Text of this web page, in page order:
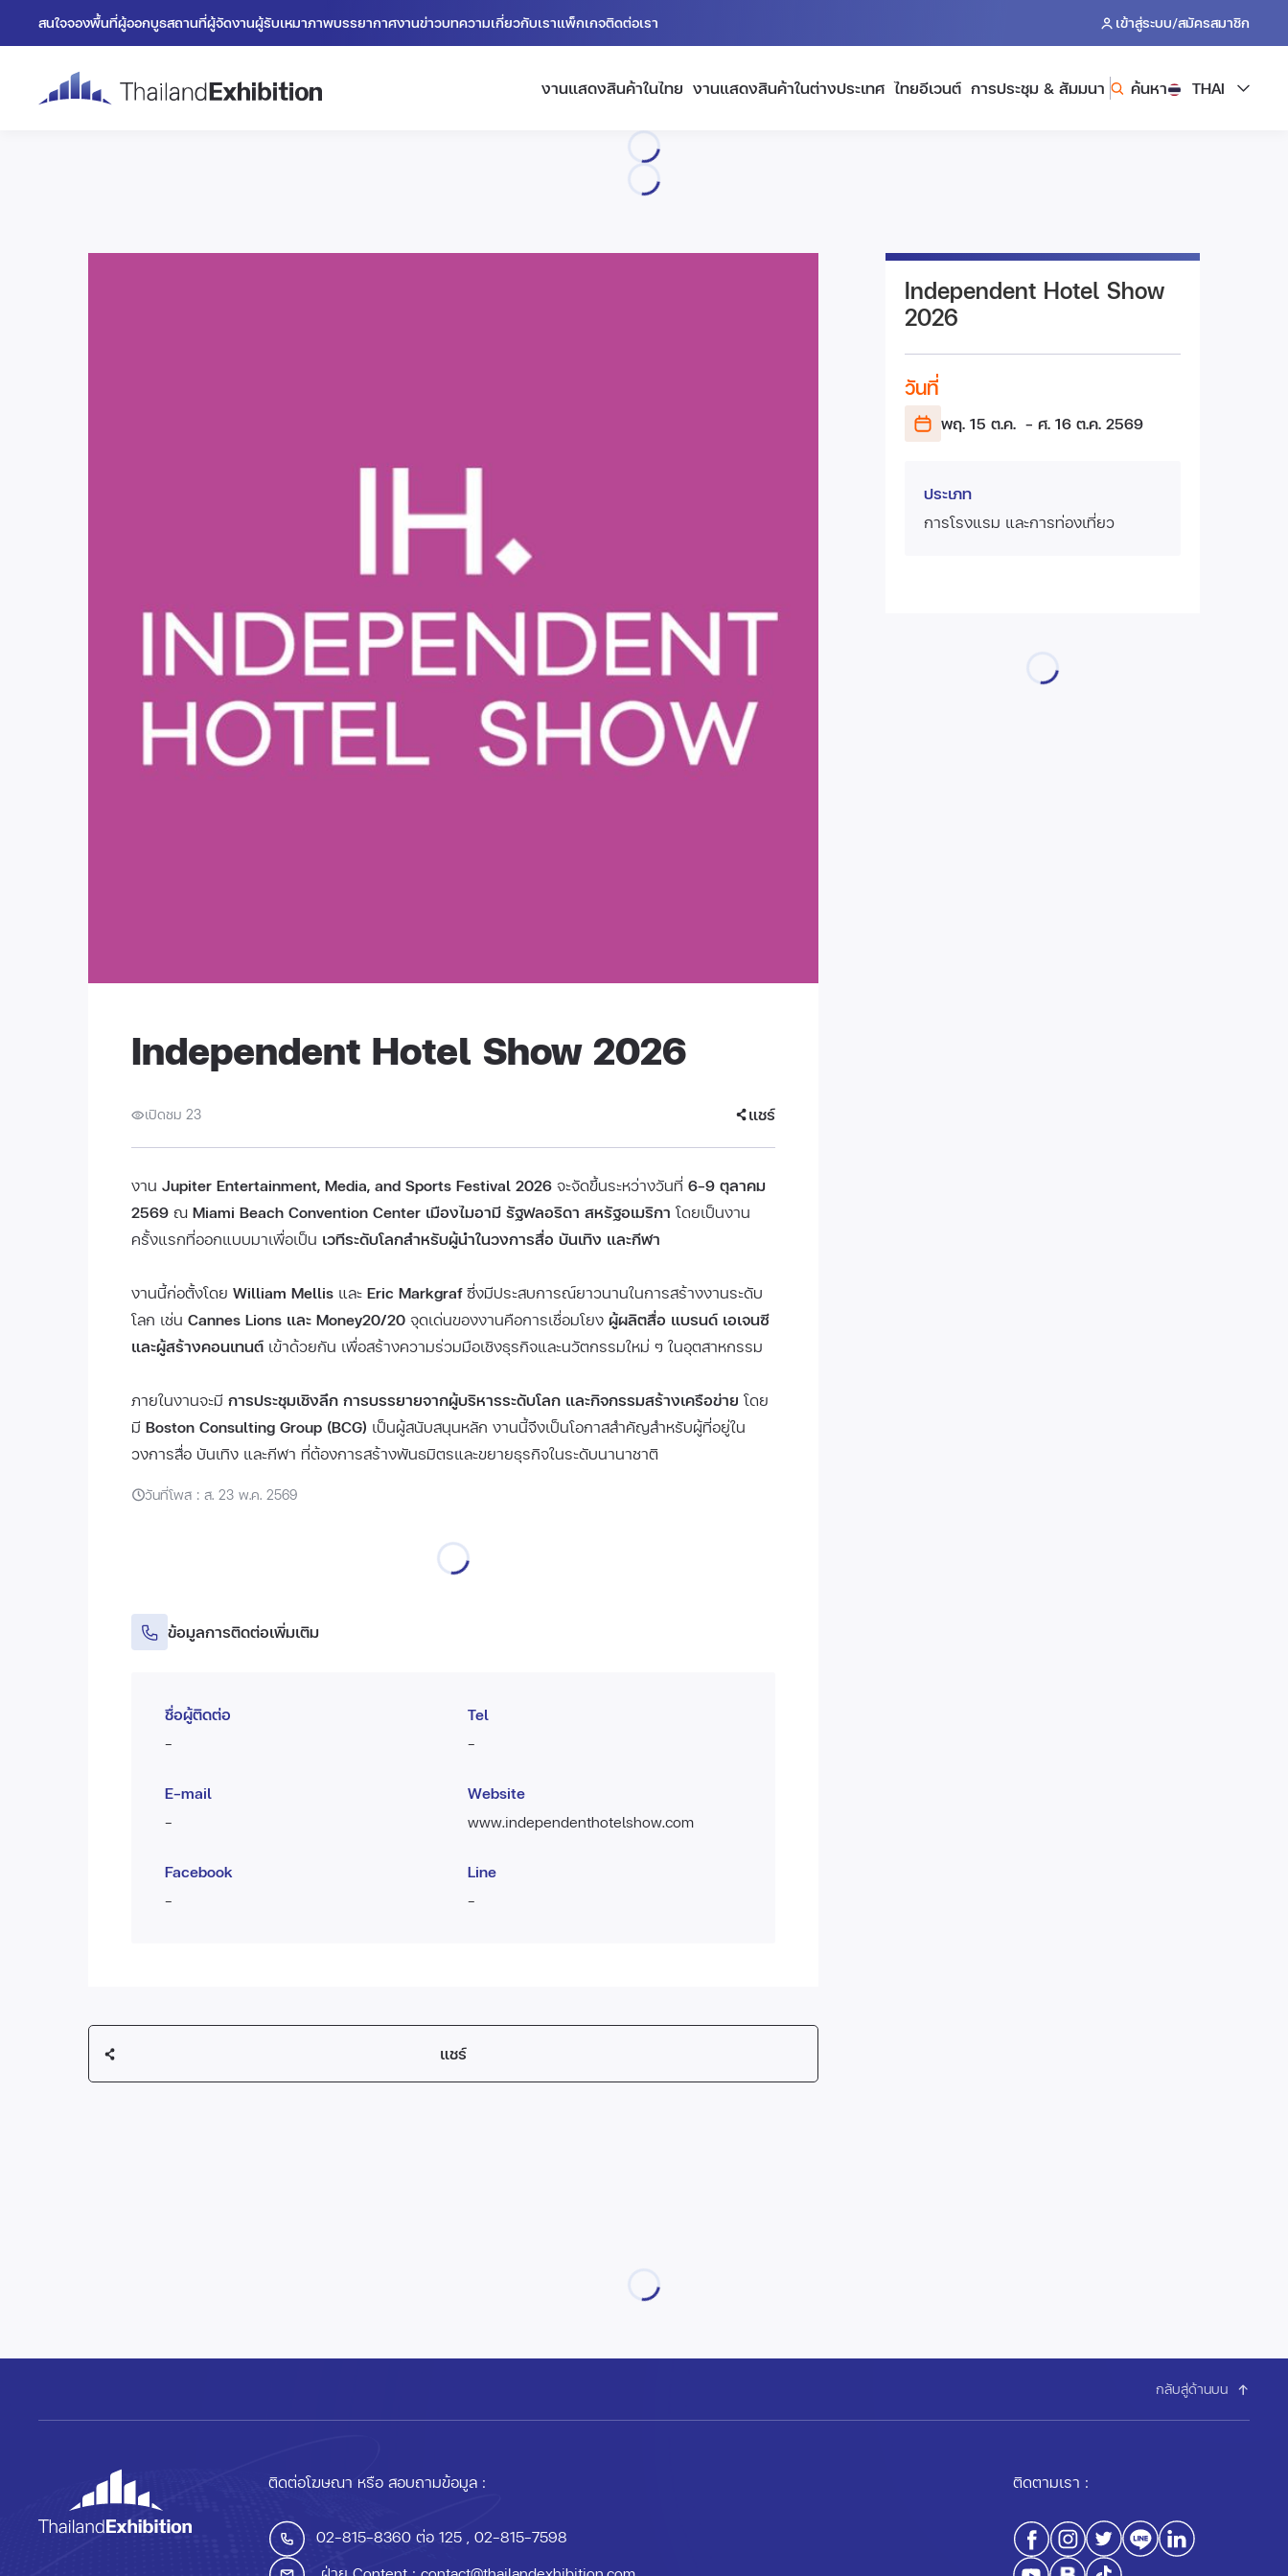
สนใจจองพื้นที่ผู้ออกบูธสถานที่ผู้จัดงานผู้รับเหมาภาพบรรยากาศงานข่าวบทความเกี่ยวกับเราแพ็กเกจติดต่อเรา เข้าสู่ระบบ/สมัครสมาชิก
งานแสดงสินค้าในไทย งานแสดงสินค้าในต่างประเทศ ไทยอีเวนต์ การประชุม & สัมมนา ค้นหา THAI
Independent Hotel Show
2026
วันที่
พฤ. 15 ต.ค. - ศ. 16 ต.ค. 2569
ประเภท
การโรงแรม และการท่องเที่ยว
Independent Hotel Show 2026
เปิดชม 23 แชร์
งาน Jupiter Entertainment, Media, and Sports Festival 2026 จะจัดขึ้นระหว่างวันที่ 6–9 ตุลาคม
2569 ณ Miami Beach Convention Center เมืองไมอามี รัฐฟลอริดา สหรัฐอเมริกา โดยเป็นงาน
ครั้งแรกที่ออกแบบมาเพื่อเป็น เวทีระดับโลกสำหรับผู้นำในวงการสื่อ บันเทิง และกีฬา
งานนี้ก่อตั้งโดย William Mellis และ Eric Markgrafซึ่งมีประสบการณ์ยาวนานในการสร้างงานระดับ
โลก เช่น Cannes Lions และ Money20/20 จุดเด่นของงานคือการเชื่อมโยง ผู้ผลิตสื่อ แบรนด์ เอเจนซี
และผู้สร้างคอนเทนต์ เข้าด้วยกัน เพื่อสร้างความร่วมมือเชิงธุรกิจและนวัตกรรมใหม่ ๆ ในอุตสาหกรรม
ภายในงานจะมี การประชุมเชิงลึก การบรรยายจากผู้บริหารระดับโลก และกิจกรรมสร้างเครือข่าย โดย
มี Boston Consulting Group (BCG) เป็นผู้สนับสนุนหลัก งานนี้จึงเป็นโอกาสสำคัญสำหรับผู้ที่อยู่ใน
วงการสื่อ บันเทิง และกีฬา ที่ต้องการสร้างพันธมิตรและขยายธุรกิจในระดับนานาชาติ
วันที่โพส : ส. 23 พ.ค. 2569
ข้อมูลการติดต่อเพิ่มเติม
ชื่อผู้ติดต่อ
-
Tel
-
E-mail
-
Website
www.independenthotelshow.com
Facebook
-
Line
-
แชร์
กลับสู่ด้านบน
ติดต่อโฆษณา หรือ สอบถามข้อมูล :
02-815-8360 ต่อ 125 , 02-815-7598
ติดตามเรา :